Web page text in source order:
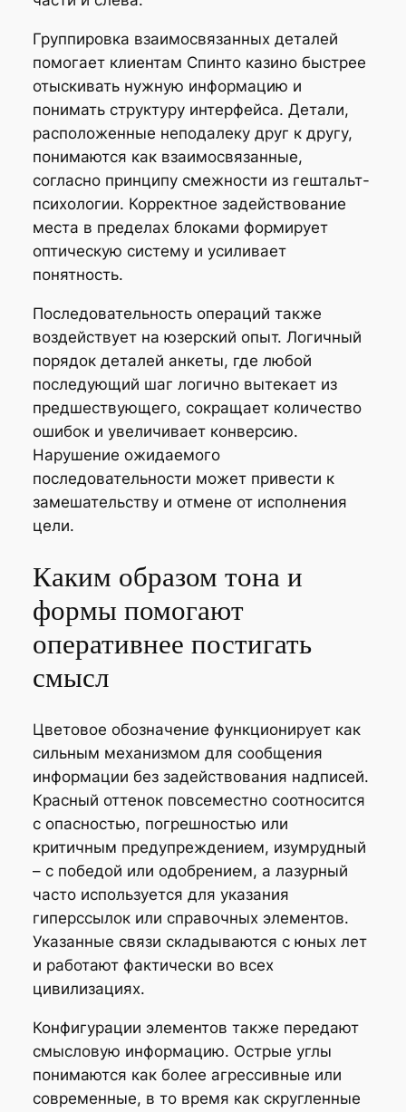
Группировка взаимосвязанных деталей
помогает клиентам Спинто казино быстрее
отыскивать нужную информацию и
понимать структуру интерфейса. Детали,
расположенные неподалеку друг к другу,
понимаются как взаимосвязанные,
согласно принципу смежности из гештальт-
психологии. Корректное задействование
места в пределах блоками формирует
оптическую систему и усиливает
понятность.
Последовательность операций также
воздействует на юзерский опыт. Логичный
порядок деталей анкеты, где любой
последующий шаг логично вытекает из
предшествующего, сокращает количество
ошибок и увеличивает конверсию.
Нарушение ожидаемого
последовательности может привести к
замешательству и отмене от исполнения
цели.
Каким образом тона и
формы помогают
оперативнее постигать
смысл
Цветовое обозначение функционирует как
сильным механизмом для сообщения
информации без задействования надписей.
Красный оттенок повсеместно соотносится
с опасностью, погрешностью или
критичным предупреждением, изумрудный
– с победой или одобрением, а лазурный
часто используется для указания
гиперссылок или справочных элементов.
Указанные связи складываются с юных лет
и работают фактически во всех
цивилизациях.
Конфигурации элементов также передают
смысловую информацию. Острые углы
понимаются как более агрессивные или
современные, в то время как скругленные